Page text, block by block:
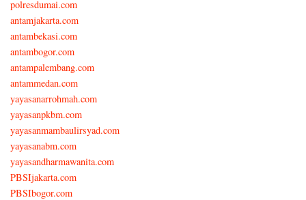
polresdumai.com
antamjakarta.com
antambekasi.com
antambogor.com
antampalembang.com
antammedan.com
yayasanarrohmah.com
yayasanpkbm.com
yayasanmambaulirsyad.com
yayasanabm.com
yayasandharmawanita.com
PBSIjakarta.com
PBSIbogor.com